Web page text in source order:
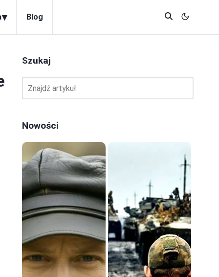
▾ Blog
Szukaj
Nowości